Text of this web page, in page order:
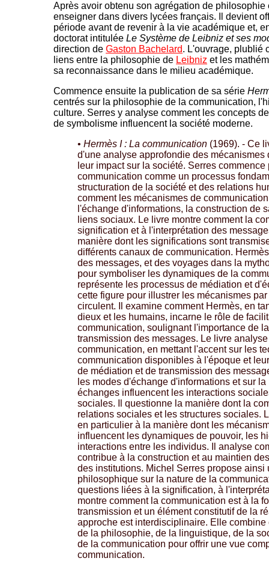
Après avoir obtenu son agrégation de philosophie
enseigner dans divers lycées français. Il devient
période avant de revenir à la vie académique et,
doctorat intitulée Le Système de Leibniz et ses
direction de Gaston Bachelard. L'ouvrage, plublié
liens entre la philosophie de Leibniz et les
sa reconnaissance dans le milieu académique.
Commence ensuite la publication de sa série
centrés sur la philosophie de la communication,
culture. Serres y analyse comment les concepts
de symbolisme influencent la société moderne.
• Hermès I : La communication (1969). - Ce
d'une analyse approfondie des mécanismes
leur impact sur la société. Serres commence
communication comme un processus
structuration de la société et des relations
comment les mécanismes de
l'échange d'informations, la construction de
liens sociaux. Le livre montre comment la
signification et à l'interprétation des
manière dont les significations sont
différents canaux de communication.
des messages, et des voyages dans la
pour symboliser les dynamiques de la
représente les processus de médiation et
cette figure pour illustrer les mécanismes
circulent. Il examine comment Hermès, en
dieux et les humains, incarne le rôle de
communication, soulignant l'importance de
transmission des messages. Le livre
communication, en mettant l'accent sur les
communication disponibles à l'époque et
de médiation et de transmission des
les modes d'échange d'informations et sur
échanges influencent les interactions
sociales. Il questionne la manière dont la
relations sociales et les structures sociales.
en particulier à la manière dont les
influencent les dynamiques de pouvoir, les
interactions entre les individus. Il analyse
contribue à la construction et au maintien
des institutions. Michel Serres propose ainsi
philosophique sur la nature de la
questions liées à la signification, à
montre comment la communication est à la
transmission et un élément constitutif de la
approche est interdisciplinaire. Elle
de la philosophie, de la linguistique, de la
de la communication pour offrir une vue
communication.